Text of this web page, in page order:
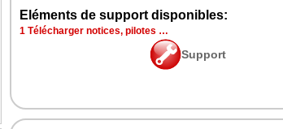
Eléments de support disponibles:
1 Télécharger notices, pilotes …
Support